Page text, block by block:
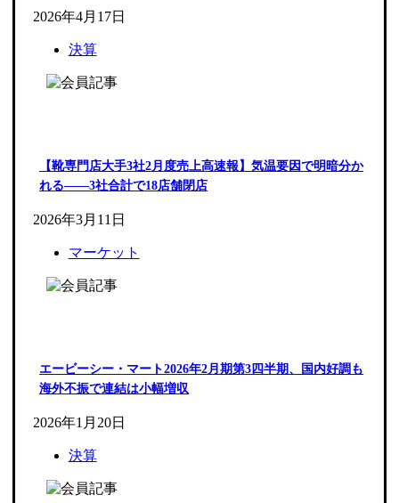
2026年4月17日
決算
【靴専門店大手3社2月度売上高速報】気温要因で明暗分か
れる――3社合計で18店舗閉店
2026年3月11日
マーケット
エービーシー・マート2026年2月期第3四半期、国内好調も
海外不振で連結は小幅増収
2026年1月20日
決算